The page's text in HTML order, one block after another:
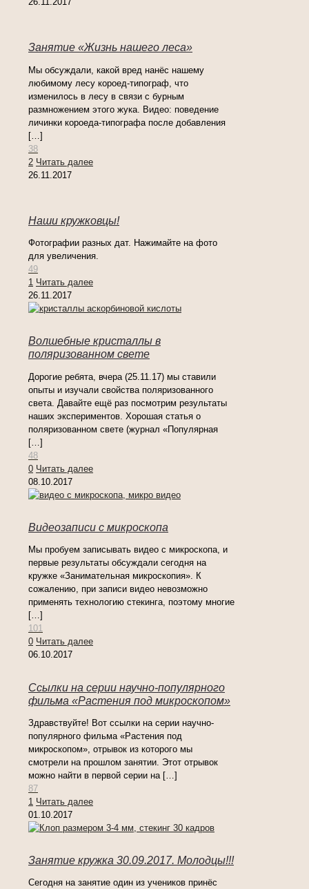
Занятие «Жизнь нашего леса»
Мы обсуждали, какой вред нанёс нашему
любимому лесу короед-типограф, что
изменилось в лесу в связи с бурным
размножением этого жука. Видео: поведение
личинки короеда-типографа после добавления
[…]
38
2 Читать далее
26.11.2017
Наши кружковцы!
Фотографии разных дат. Нажимайте на фото
для увеличения.
49
1 Читать далее
26.11.2017
Волшебные кристаллы в
поляризованном свете
Дорогие ребята, вчера (25.11.17) мы ставили
опыты и изучали свойства поляризованного
света. Давайте ещё раз посмотрим результаты
наших экспериментов. Хорошая статья о
поляризованном свете (журнал «Популярная
[…]
48
0 Читать далее
08.10.2017
Видеозаписи с микроскопа
Мы пробуем записывать видео с микроскопа, и
первые результаты обсуждали сегодня на
кружке «Занимательная микроскопия». К
сожалению, при записи видео невозможно
применять технологию стекинга, поэтому многие
[…]
101
0 Читать далее
06.10.2017
Ссылки на серии научно-популярного
фильма «Растения под микроскопом»
Здравствуйте! Вот ссылки на серии научно-
популярного фильма «Растения под
микроскопом», отрывок из которого мы
смотрели на прошлом занятии. Этот отрывок
можно найти в первой серии на […]
87
1 Читать далее
01.10.2017
Занятие кружка 30.09.2017. Молодцы!!!
Сегодня на занятие один из учеников принёс